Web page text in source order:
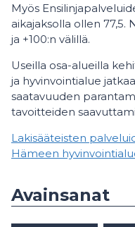
Myös
aikajaksolla ollen 77,5.
ja +100:n välillä.
Useilla osa-alueilla
ja hyvinvointialue
saatavuuden
tavoitteiden
Lakisääteisten
Hämeen
Avainsanat